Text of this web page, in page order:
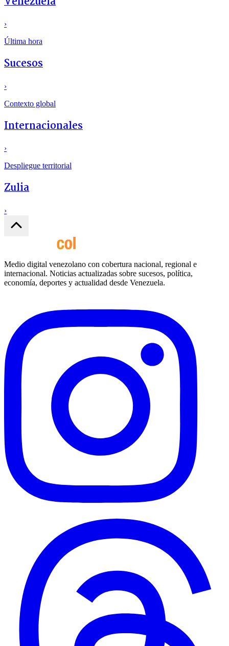
›
Última hora
Sucesos
›
Contexto global
Internacionales
›
Despliegue territorial
Zulia
›
Medio digital venezolano con cobertura nacional, regional e
internacional. Noticias actualizadas sobre sucesos, política,
economía, deportes y actualidad desde Venezuela.